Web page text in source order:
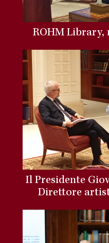
ROHM Library,
Il Presidente
Direttore